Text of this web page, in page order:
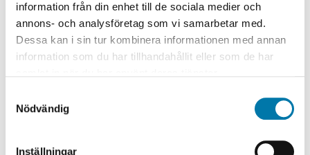
information från din enhet till de sociala medier och
annons- och analysföretag som vi samarbetar med.
Dessa kan i sin tur kombinera informationen med annan
information som du har tillhandahållit eller som de har
Nödvändig
Inställningar
Tomas Ölvebring
Vd Lapplands Elnät AB och Tectel